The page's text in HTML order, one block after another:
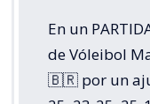
En un
de Vóleibol
🇧🇷 por un